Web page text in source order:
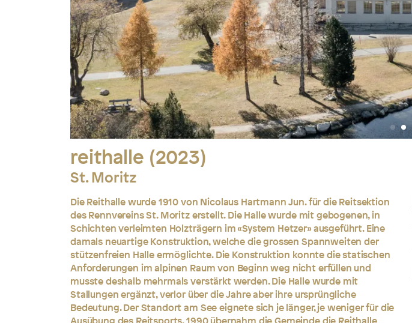
reithalle (2023)
St. Moritz
Die Reithalle wurde 1910 von Nicolaus Hartmann Jun. für die Reitsektion
des Rennvereins St. Moritz erstellt. Die Halle wurde mit gebogenen, in
Schichten verleimten Holzträgern im «System Hetzer» ausgeführt. Eine
damals neuartige Konstruktion, welche die grossen Spannweiten der
stützenfreien Halle ermöglichte. Die Konstruktion konnte die statischen
Anforderungen im alpinen Raum von Beginn weg nicht erfüllen und
musste deshalb mehrmals verstärkt werden. Die Halle wurde mit
Stallungen ergänzt, verlor über die Jahre aber ihre ursprüngliche
Bedeutung. Der Standort am See eignete sich je länger, je weniger für die